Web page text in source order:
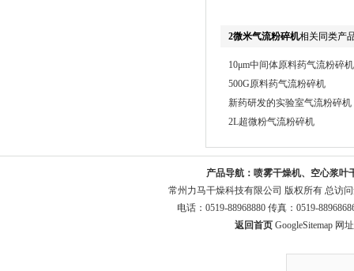
2微米气流粉碎机相关同类产
10μm中间体原料药气流粉碎机
500G原料药气流粉碎机
新药研发的实验室气流粉碎机
2L超微粉气流粉碎机
产品导航： 喷雾干燥机、空心浆叶
常州力马干燥科技有限公司 版权所有 总访
电话：0519-88968880 传真：0519-
返回首页 GoogleSitemap网址